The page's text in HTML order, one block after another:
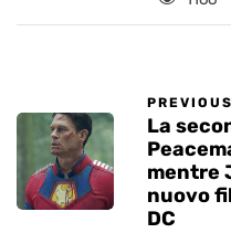
PREVIOUS
La
mentre
nuovo
DC